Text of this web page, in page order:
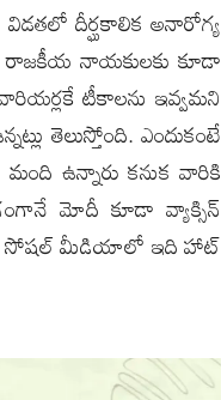
దీర్ఘ‌కాలిక అనారోగ్య
రాజ‌కీయ నాయ‌కుల‌కు కూడా
టీకాల‌ను ఇవ్వ‌మ‌ని
తెలుస్తోంది. ఎందుకంటే
ఉన్నారు క‌నుక వారికి
మోదీ కూడా వ్యాక్సిన్
సోష‌ల్ మీడియాలో ఇది హాట్